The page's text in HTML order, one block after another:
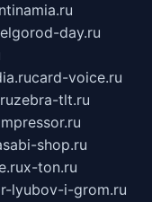
day.ru
card-voice.ru
zebra-tlt.ru
shop.ru
x-ton.ru
lyubov-i-grom.ru